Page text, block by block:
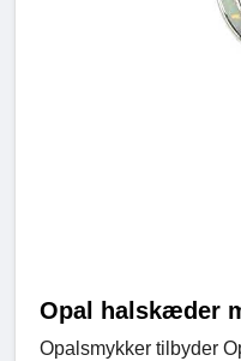
Opal halskæder
Opalsmykker tilbyder